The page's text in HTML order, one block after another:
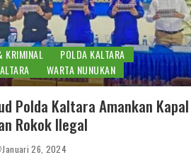
KRIMINAL
POLDA KALTARA
WARTA NUNUKAN
Polda Kaltara Amankan Kapal
Rokok Ilegal
Januari 26, 2024